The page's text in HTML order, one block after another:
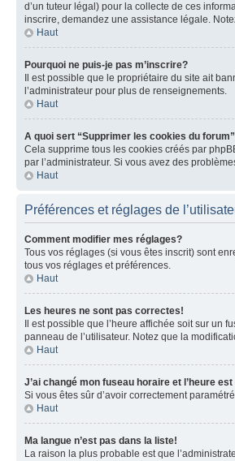
d’un tuteur légal) pour la collecte de ces
inscrire, demandez une assistance légale.
Haut
Pourquoi ne puis-je pas m’inscrire?
Il est possible que le propriétaire du site ait
l’administrateur pour plus de renseignements.
Haut
A quoi sert “Supprimer les cookies du
Cela supprime tous les cookies créés par
par l’administrateur. Si vous avez des
Haut
Préférences et réglages de
Comment modifier mes réglages?
Tous vos réglages (si vous êtes inscrit) sont
tous vos réglages et préférences.
Haut
Les heures ne sont pas correctes!
Il est possible que l’heure affichée soit sur
panneau de l’utilisateur. Notez que la
Haut
J’ai changé mon fuseau horaire et l’heure
Si vous êtes sûr d’avoir correctement
Haut
Ma langue n’est pas dans la liste!
La raison la plus probable est que